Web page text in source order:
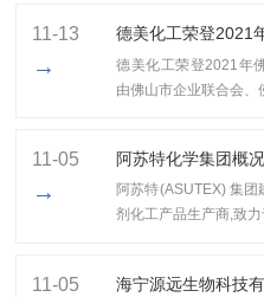
11-13
→
德美化工荣登2021
德美化工荣登2021年
由佛山市企业联合会、
11-05
→
阿苏特化学集团概况
阿苏特(ASUTEX) 集
剂化工产品生产商,致力
11-05 海宁源远生物科技